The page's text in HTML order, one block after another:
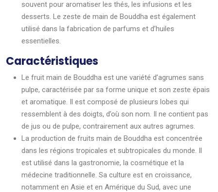
souvent pour aromatiser les thés, les infusions et les
desserts. Le zeste de main de Bouddha est également
utilisé dans la fabrication de parfums et d’huiles
essentielles.
Caractéristiques
Le fruit main de Bouddha est une variété d’agrumes sans
pulpe, caractérisée par sa forme unique et son zeste épais
et aromatique. Il est composé de plusieurs lobes qui
ressemblent à des doigts, d’où son nom. Il ne contient pas
de jus ou de pulpe, contrairement aux autres agrumes.
La production de fruits main de Bouddha est concentrée
dans les régions tropicales et subtropicales du monde. Il
est utilisé dans la gastronomie, la cosmétique et la
médecine traditionnelle. Sa culture est en croissance,
notamment en Asie et en Amérique du Sud, avec une